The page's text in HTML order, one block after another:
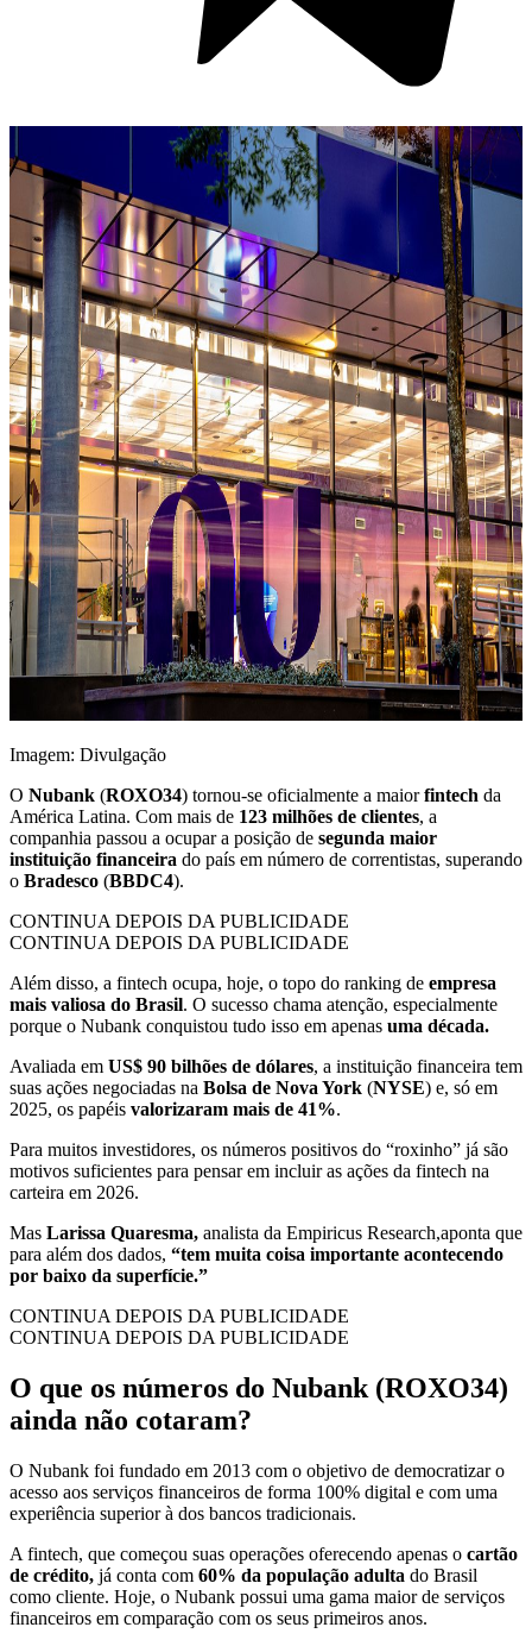
Imagem: Divulgação
O Nubank (ROXO34) tornou-se oficialmente a maiorfintech da
América Latina. Com mais de 123 milhões de clientes, a
companhia passou a ocupar a posição de segunda maior
instituição financeira do país em número de correntistas, superando
o Bradesco (BBDC4).
CONTINUA DEPOIS DA PUBLICIDADE
CONTINUA DEPOIS DA PUBLICIDADE
Além disso, a fintech ocupa, hoje, o topo do ranking de empresa
mais valiosa do Brasil. O sucesso chama atenção, especialmente
porque o Nubank conquistou tudo isso em apenas uma década.
Avaliada em US$ 90 bilhões de dólares, a instituição financeira tem
suas ações negociadas na Bolsa de Nova York (NYSE) e, só em
2025, os papéis valorizaram mais de 41%.
Para muitos investidores, os números positivos do “roxinho” já são
motivos suficientes para pensar em incluir as ações da fintech na
carteira em 2026.
Mas Larissa Quaresma, analista da Empiricus Research,aponta que
para além dos dados, “tem muita coisa importante acontecendo
por baixo da superfície.”
CONTINUA DEPOIS DA PUBLICIDADE
CONTINUA DEPOIS DA PUBLICIDADE
O que os números do Nubank (ROXO34)
ainda não cotaram?
O Nubank foi fundado em 2013 com o objetivo de democratizar o
acesso aos serviços financeiros de forma 100% digital e com uma
experiência superior à dos bancos tradicionais.
A fintech, que começou suas operações oferecendo apenas o cartão
de crédito, já conta com 60% da população adulta do Brasil
como cliente. Hoje, o Nubank possui uma gama maior de serviços
financeiros em comparação com os seus primeiros anos.